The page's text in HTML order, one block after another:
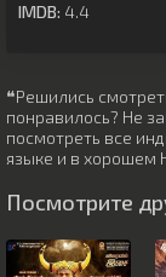
IMDB: 4.4
❝Решились
понравилось? Не
посмотреть все
языке и в хорошем
Посмотрите